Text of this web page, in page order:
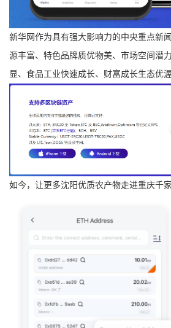
新华网作为具有强大影响力的中央重点新
源丰富、特色品牌质优物美、市场空间潜
显、食品工业快速成长、财富成长生态优
如今，让更多沈阳优质农产物走进重庆千家